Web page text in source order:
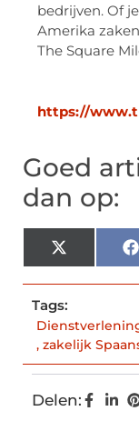
bedrijven. Of
Amerika
The Square
https://
Goed
dan op:
X
(Twitter)
Tags:
, zakelijk
Delen: